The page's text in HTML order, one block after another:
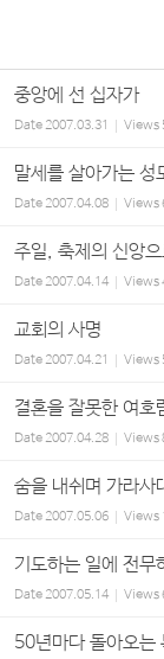
중앙에 선 십자가
Date2007.03.31 Views
말세를 살아가는
Date2007.04.08 Views
주일, 축제의 신앙
Date2007.04.14 Views
교회의 사명
Date2007.04.21 Views
결혼을 잘못한 여호
Date2007.04.28 Views
숨을 내쉬며 가라사
Date2007.05.06 Views
기도하는 일에 전무
Date2007.05.14 Views
50년마다 돌아오는